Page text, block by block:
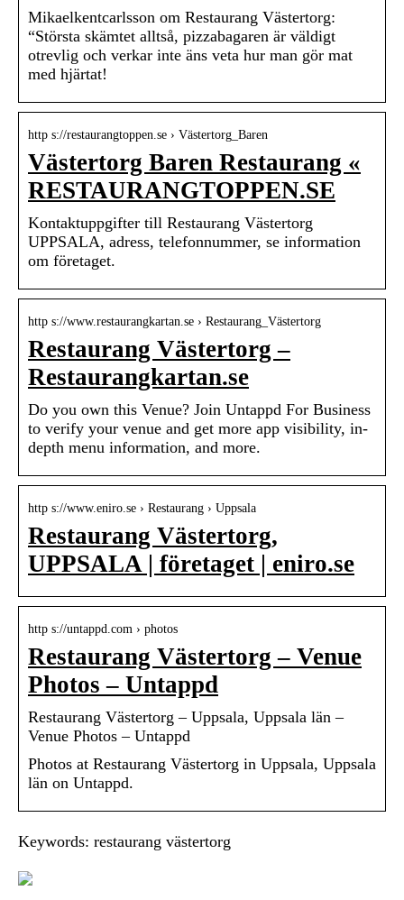
Mikaelkentcarlsson om Restaurang Västertorg:
“Största skämtet alltså, pizzabagaren är väldigt
otrevlig och verkar inte äns veta hur man gör mat
med hjärtat!
http s://restaurangtoppen.se › Västertorg_Baren
Västertorg Baren Restaurang «
RESTAURANGTOPPEN.SE
Kontaktuppgifter till Restaurang Västertorg
UPPSALA, adress, telefonnummer, se information
om företaget.
http s://www.restaurangkartan.se › Restaurang_Västertorg
Restaurang Västertorg –
Restaurangkartan.se
Do you own this Venue? Join Untappd For Business
to verify your venue and get more app visibility, in-
depth menu information, and more.
http s://www.eniro.se › Restaurang › Uppsala
Restaurang Västertorg,
UPPSALA | företaget | eniro.se
http s://untappd.com › photos
Restaurang Västertorg – Venue
Photos – Untappd
Restaurang Västertorg – Uppsala, Uppsala län –
Venue Photos – Untappd
Photos at Restaurang Västertorg in Uppsala, Uppsala
län on Untappd.
Keywords: restaurang västertorg